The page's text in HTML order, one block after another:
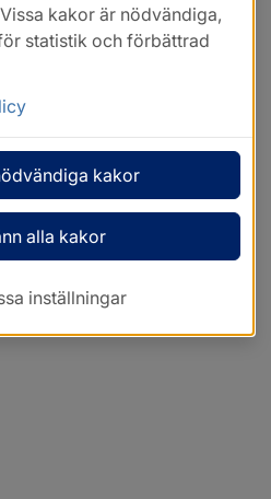
kakor är nödvändiga,
statistik och förbättrad
kakor
alla kakor
inställningar